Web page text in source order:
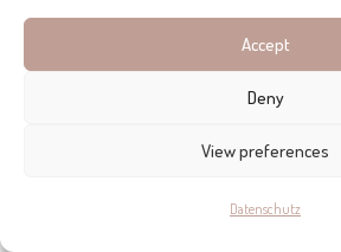
Accept
Deny
View preferences
Datenschutz
“Wir sind fasziniert davon, wie der
stiller Aussichtspunkt dient, um
unter dem